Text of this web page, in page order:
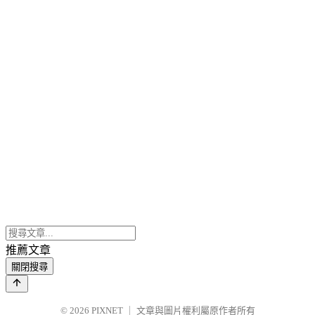
推薦文章
關閉搜尋
© 2026 PIXNET 文章與圖片權利屬原作者所有